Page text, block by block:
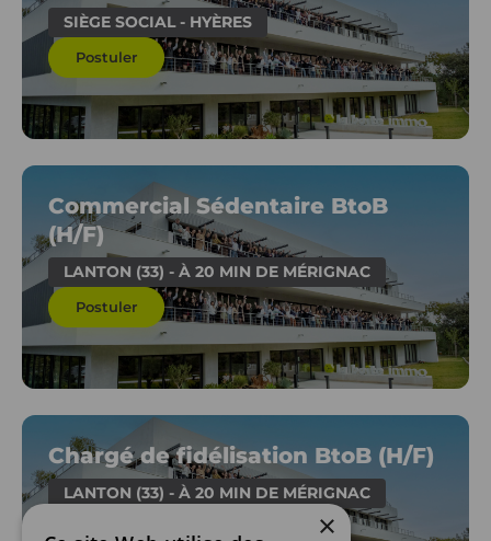
SIÈGE SOCIAL - HYÈRES
Postuler
Commercial Sédentaire BtoB
(H/F)
LANTON (33) - À 20 MIN DE MÉRIGNAC
Postuler
Chargé de fidélisation BtoB (H/F)
LANTON (33) - À 20 MIN DE MÉRIGNAC
×